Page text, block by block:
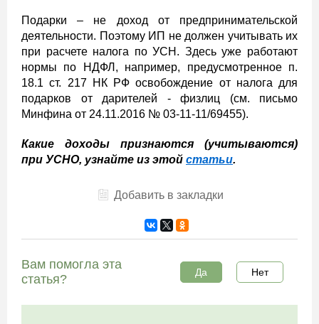
Подарки – не доход от предпринимательской
деятельности. Поэтому ИП не должен учитывать их
при расчете налога по УСН. Здесь уже работают
нормы по НДФЛ, например, предусмотренное п.
18.1 ст. 217 НК РФ освобождение от налога для
подарков от дарителей - физлиц (см. письмо
Минфина от 24.11.2016 № 03-11-11/69455).
Какие доходы признаются (учитываются)
при УСНО, узнайте из этой статьи.
Добавить в закладки
Вам помогла эта
статья?
Да Нет